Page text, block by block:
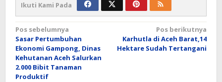
Ikuti Kami Pada
Navigasi
pos
Pos sebelumnya
Sasar Pertumbuhan
Ekonomi Gampong, Dinas
Kehutanan Aceh Salurkan
2.000 Bibit Tanaman
Produktif
Pos berikutnya
Karhutla di Aceh Barat,14
Hektare Sudah Tertangani